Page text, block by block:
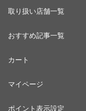
取り扱い店舗一覧
おすすめ記事一覧
カート
マイページ
ポイント表示設定